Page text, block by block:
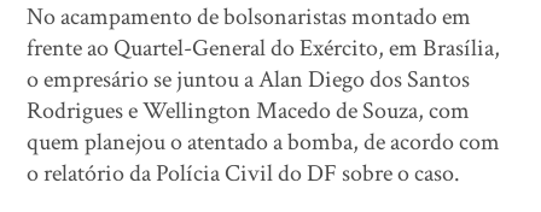
No acampamento de bolsonaristas montado em
frente ao Quartel-General do Exército, em Brasília,
o empresário se juntou a Alan Diego dos Santos
Rodrigues e Wellington Macedo de Souza, com
quem planejou o atentado a bomba, de acordo com
o relatório da Polícia Civil do DF sobre o caso.